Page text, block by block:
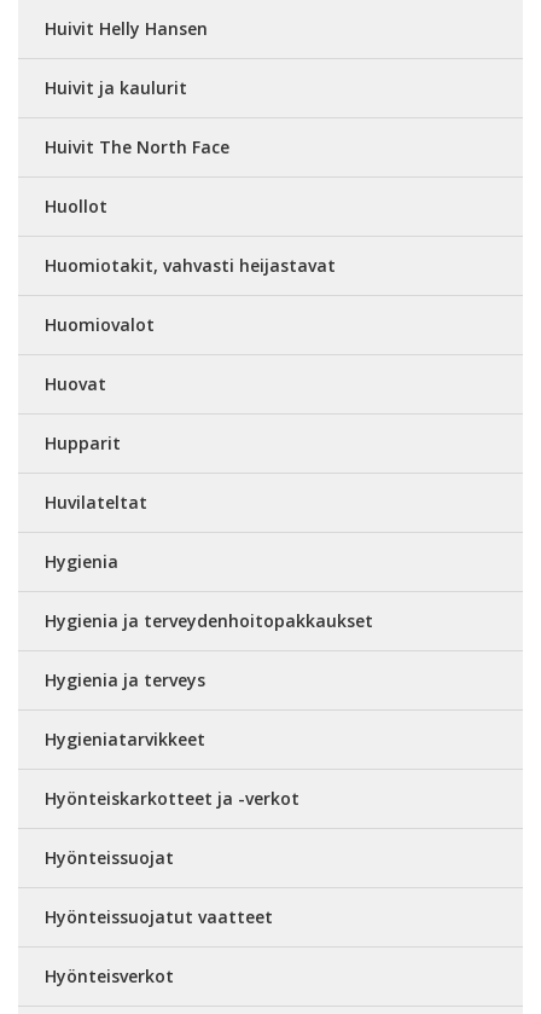
Huivit Helly Hansen
Huivit ja kaulurit
Huivit The North Face
Huollot
Huomiotakit, vahvasti heijastavat
Huomiovalot
Huovat
Hupparit
Huvilateltat
Hygienia
Hygienia ja terveydenhoitopakkaukset
Hygienia ja terveys
Hygieniatarvikkeet
Hyönteiskarkotteet ja -verkot
Hyönteissuojat
Hyönteissuojatut vaatteet
Hyönteisverkot